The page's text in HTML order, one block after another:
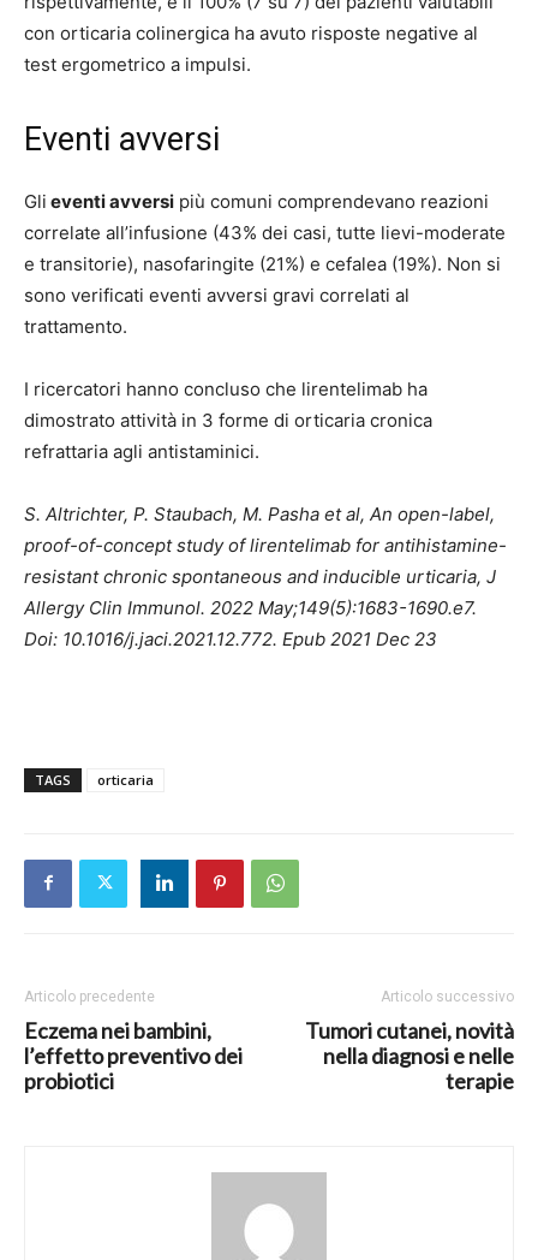
con orticaria colinergica ha avuto risposte negative al
test ergometrico a impulsi.
Eventi avversi
Gli eventi avversi più comuni comprendevano reazioni
correlate all’infusione (43% dei casi, tutte lievi-moderate
e transitorie), nasofaringite (21%) e cefalea (19%). Non si
sono verificati eventi avversi gravi correlati al
trattamento.
I ricercatori hanno concluso che lirentelimab ha
dimostrato attività in 3 forme di orticaria cronica
refrattaria agli antistaminici.
S. Altrichter, P. Staubach, M. Pasha et al, An open-label,
proof-of-concept study of lirentelimab for antihistamine-
resistant chronic spontaneous and inducible urticaria, J
Allergy Clin Immunol. 2022 May;149(5):1683-1690.e7.
Doi: 10.1016/j.jaci.2021.12.772. Epub 2021 Dec 23
TAGS orticaria
Articolo precedente
Eczema nei bambini,
l’effetto preventivo dei
probiotici
Articolo successivo
Tumori cutanei, novità
nella diagnosi e nelle
terapie